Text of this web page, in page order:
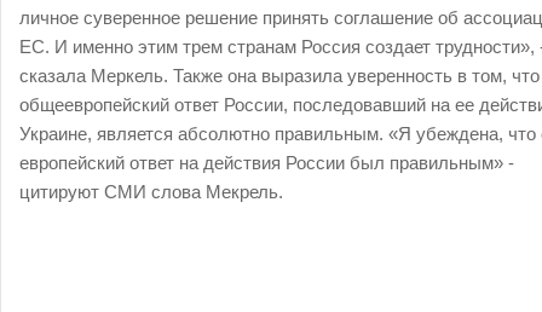
личное суверенное решение принять соглашение об
ЕС. И именно этим трем странам Россия создает трудности»,
сказала Меркель. Также она выразила уверенность в том, что
общеевропейский ответ России, последовавший на ее
Украине, является абсолютно правильным. «Я убеждена,
европейский ответ на действия России был правильным» -
цитируют СМИ слова Мекрель.